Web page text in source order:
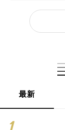
最新